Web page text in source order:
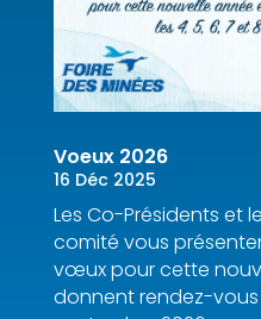
Voeux 2026
16 Déc 2025
Les Co-Présidents et
comité vous
vœux pour cette
donnent rendez-vous